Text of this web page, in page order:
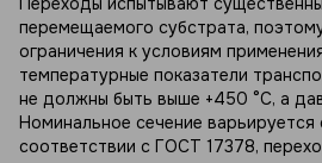
перемещаемого субстрата,
ограничения к условиям
температурные показатели
не должны быть выше +450 °C, а
Номинальное сечение
соответствии с ГОСТ 17378,